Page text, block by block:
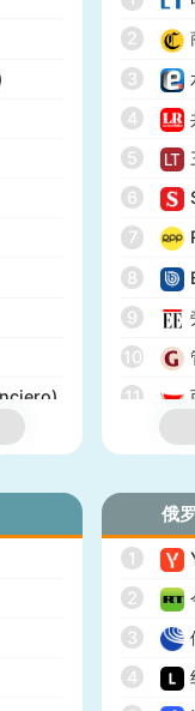
2
3
4
5
6
7
8
9
10
11
俄
1
2
3
4